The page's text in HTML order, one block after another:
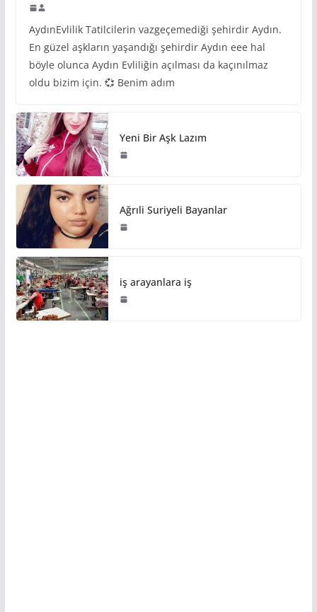
AydınEvlilik Tatilcilerin vazgeçemediği şehirdir Aydın.
En güzel aşkların yaşandığı şehirdir Aydın eee hal
böyle olunca Aydın Evliliğin açılması da kaçınılmaz
oldu bizim için. 💞 Benim adım
Yeni Bir Aşk Lazım
Ağrıli Suriyeli Bayanlar
iş arayanlara iş